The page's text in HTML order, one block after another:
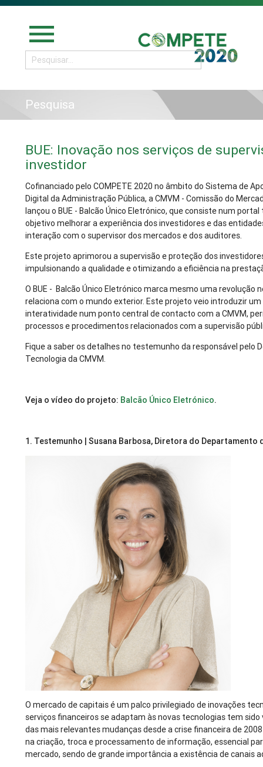
menu
Pesquisa
BUE: Inovação nos serviços de
investidor
Cofinanciado pelo COMPETE 2020 no âmbito do Sistema de
Digital da Administração Pública, a CMVM - Comissão do
lançou o BUE - Balcão Único Eletrónico, que consiste num
objetivo melhorar a experiência dos investidores e das
interação com o supervisor dos mercados e dos auditores.
Este projeto aprimorou a supervisão e proteção dos
impulsionando a qualidade e otimizando a eficiência na
O BUE - Balcão Único Eletrónico marca mesmo uma revolução
relaciona com o mundo exterior. Este projeto veio introduzir
interatividade num ponto central de contacto com a CMVM,
processos e procedimentos relacionados com a supervisão
Fique a saber os detalhes no testemunho da responsável pelo
Tecnologia da CMVM.
Veja o vídeo do projeto: Balcão Único Eletrónico.
1. Testemunho | Susana Barbosa, Diretora do
O mercado de capitais é um palco privilegiado de inovações
serviços financeiros se adaptam às novas tecnologias tem sido
das mais relevantes mudanças desde a crise financeira de
na criação, troca e processamento de informação, essencial
mercado, sendo de grande importância a existência de canais